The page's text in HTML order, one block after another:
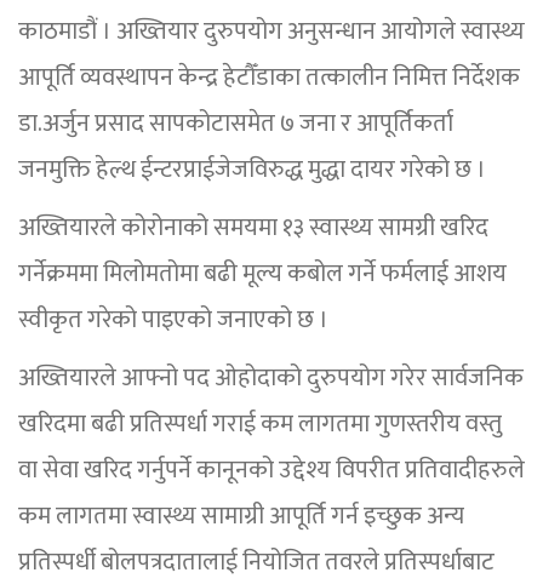
काठमाडौं । अख्तियार दुरुपयोग अनुसन्धान आयोगले स्वास्थ्य
आपूर्ति व्यवस्थापन केन्द्र हेटौँडाका तत्कालीन निमित्त निर्देशक
डा.अर्जुन प्रसाद सापकोटासमेत ७ जना र आपूर्तिकर्ता
जनमुक्ति हेल्थ ईन्टरप्राईजेजविरुद्ध मुद्धा दायर गरेको छ ।
अख्तियारले कोरोनाको समयमा १३ स्वास्थ्य सामग्री खरिद
गर्नेक्रममा मिलोमतोमा बढी मूल्य कबोल गर्ने फर्मलाई आशय
स्वीकृत गरेको पाइएको जनाएको छ ।
अख्तियारले आफ्नो पद ओहोदाको दुरुपयोग गरेर सार्वजनिक
खरिदमा बढी प्रतिस्पर्धा गराई कम लागतमा गुणस्तरीय वस्तु
वा सेवा खरिद गर्नुपर्ने कानूनको उद्देश्य विपरीत प्रतिवादीहरुले
कम लागतमा स्वास्थ्य सामाग्री आपूर्ति गर्न इच्छुक अन्य
प्रतिस्पर्धी बोलपत्रदातालाई नियोजित तवरले प्रतिस्पर्धाबाट